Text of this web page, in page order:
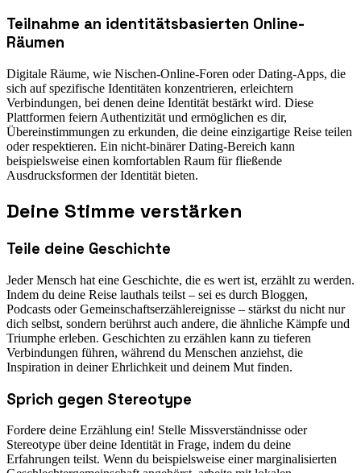
Teilnahme an identitätsbasierten Online-
Räumen
Digitale Räume, wie Nischen-Online-Foren oder Dating-Apps, die
sich auf spezifische Identitäten konzentrieren, erleichtern
Verbindungen, bei denen deine Identität bestärkt wird. Diese
Plattformen feiern Authentizität und ermöglichen es dir,
Übereinstimmungen zu erkunden, die deine einzigartige Reise teilen
oder respektieren. Ein nicht-binärer Dating-Bereich kann
beispielsweise einen komfortablen Raum für fließende
Ausdrucksformen der Identität bieten.
Deine Stimme verstärken
Teile deine Geschichte
Jeder Mensch hat eine Geschichte, die es wert ist, erzählt zu werden.
Indem du deine Reise lauthals teilst – sei es durch Bloggen,
Podcasts oder Gemeinschaftserzählereignisse – stärkst du nicht nur
dich selbst, sondern berührst auch andere, die ähnliche Kämpfe und
Triumphe erleben. Geschichten zu erzählen kann zu tieferen
Verbindungen führen, während du Menschen anziehst, die
Inspiration in deiner Ehrlichkeit und deinem Mut finden.
Sprich gegen Stereotype
Fordere deine Erzählung ein! Stelle Missverständnisse oder
Stereotype über deine Identität in Frage, indem du deine
Erfahrungen teilst. Wenn du beispielsweise einer marginalisierten